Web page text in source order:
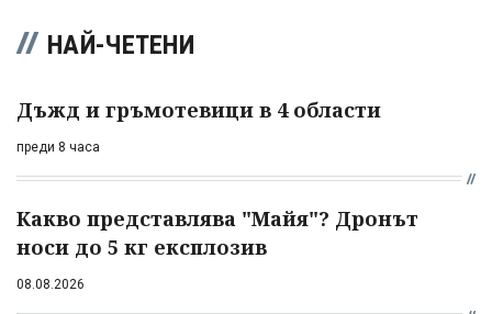
НАЙ-ЧЕТЕНИ
Дъжд и гръмотевици в 4 области
преди 8 часа
Какво представлява "Майя"? Дронът
носи до 5 кг експлозив
08.08.2026